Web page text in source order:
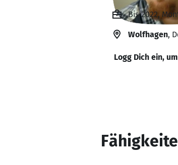
Bis 2022,
Wolfhagen,
Logg Dich ein,